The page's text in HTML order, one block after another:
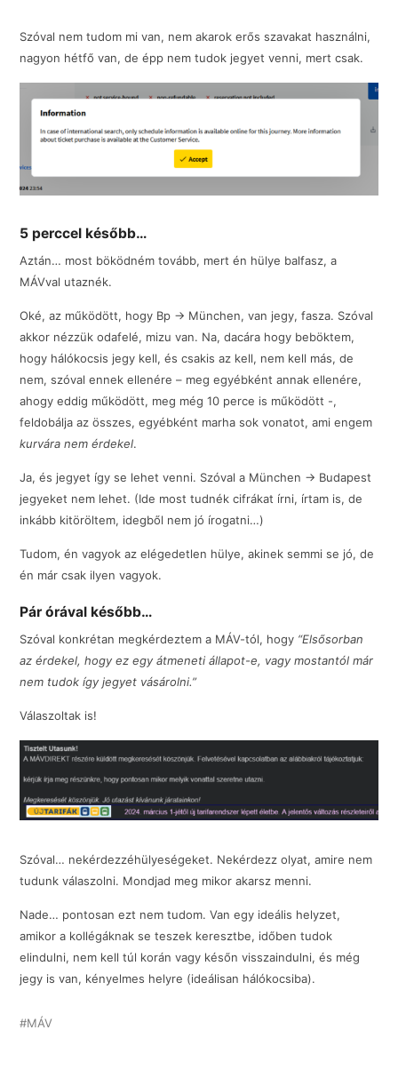
Szóval nem tudom mi van, nem akarok erős szavakat használni,
nagyon hétfő van, de épp nem tudok jegyet venni, mert csak.
5 perccel később…
Aztán… most böködném tovább, mert én hülye balfasz, a
MÁVval utaznék.
Oké, az működött, hogy Bp -> München, van jegy, fasza. Szóval
akkor nézzük odafelé, mizu van. Na, dacára hogy beböktem,
hogy hálókocsis jegy kell, és csakis az kell, nem kell más, de
nem, szóval ennek ellenére – meg egyébként annak ellenére,
ahogy eddig működött, meg még 10 perce is működött -,
feldobálja az összes, egyébként marha sok vonatot, ami engem
kurvára nem érdekel.
Ja, és jegyet így se lehet venni. Szóval a München -> Budapest
jegyeket nem lehet. (Ide most tudnék cifrákat írni, írtam is, de
inkább kitöröltem, idegből nem jó írogatni…)
Tudom, én vagyok az elégedetlen hülye, akinek semmi se jó, de
én már csak ilyen vagyok.
Pár órával később…
Szóval konkrétan megkérdeztem a MÁV-tól, hogy “Elsősorban
az érdekel, hogy ez egy átmeneti állapot-e, vagy mostantól már
nem tudok így jegyet vásárolni.”
Válaszoltak is!
Szóval… nekérdezzéhülyeségeket. Nekérdezz olyat, amire nem
tudunk válaszolni. Mondjad meg mikor akarsz menni.
Nade… pontosan ezt nem tudom. Van egy ideális helyzet,
amikor a kollégáknak se teszek keresztbe, időben tudok
elindulni, nem kell túl korán vagy későn visszaindulni, és még
jegy is van, kényelmes helyre (ideálisan hálókocsiba).
MÁV